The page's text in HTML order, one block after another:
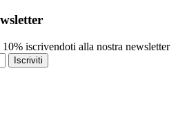
iscrivendoti alla nostra newsletter
Iscriviti